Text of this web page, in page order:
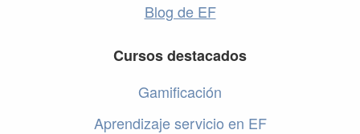
Blog de EF
Cursos destacados
Gamificación
Aprendizaje servicio en EF